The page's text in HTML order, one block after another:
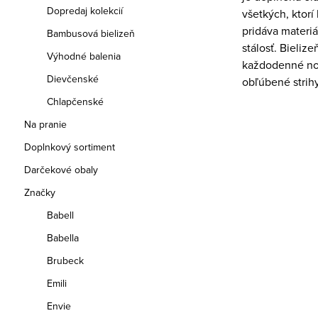
Dopredaj kolekcií
Bambusová bielizeň
Výhodné balenia
Dievčenské
Chlapčenské
Na pranie
Doplnkový sortiment
Darčekové obaly
Značky
Babell
Babella
Brubeck
Emili
Envie
všetkých, ktorí
pridáva
stálosť.
každodenné
obľúbené